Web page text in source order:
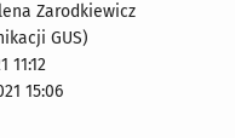
Zarodkiewicz
GUS)
11:12
15:06